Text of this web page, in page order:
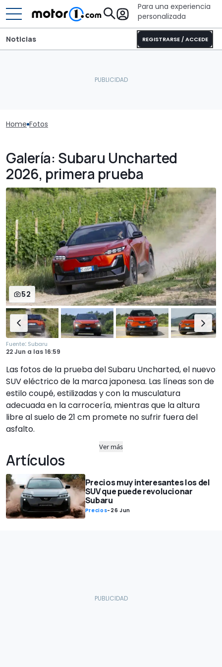
Para una experiencia
personalizada
REGISTRARSE / ACCEDE
Noticias
Home Fotos
Galería: Subaru Uncharted
2026, primera prueba
52
Fuente: Subaru
22 Jun a las16:59
Las fotos de la prueba del Subaru Uncharted, el nuevo
SUV eléctrico de la marca japonesa. Las líneas son de
estilo coupé, estilizadas y con la musculatura
adecuada en la carrocería, mientras que la altura
libre al suelo de 21 cm promete no sufrir fuera del
asfalto.
Ver más
Artículos
Precios muy interesantes los del
SUV que puede revolucionar
Subaru
Precios- 26 Jun